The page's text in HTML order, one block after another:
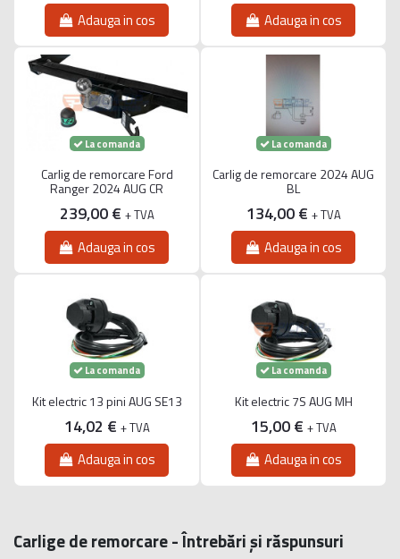
Adauga in cos Adauga in cos
La comanda
Carlig de remorcare Ford
Ranger 2024 AUG CR
239,00 € + TVA
Adauga in cos
La comanda
Carlig de remorcare 2024 AUG
BL
134,00 € + TVA
Adauga in cos
La comanda
Kit electric 13 pini AUG SE13
14,02 € + TVA
Adauga in cos
La comanda
Kit electric 7S AUG MH
15,00 € + TVA
Adauga in cos
Carlige de remorcare - Întrebări și răspunsuri